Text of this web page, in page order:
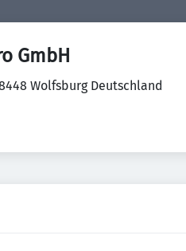
GmbH
Wolfsburg Deutschland